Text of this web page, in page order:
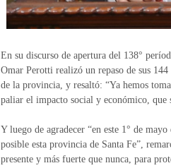
En su discurso de apertura del 138°
Omar Perotti realizó un repaso de sus
de la provincia, y resaltó: “Ya hemos
paliar el impacto social y económico, que
Y luego de agradecer “en este 1° de
posible esta provincia de Santa Fe”,
presente y más fuerte que nunca, para